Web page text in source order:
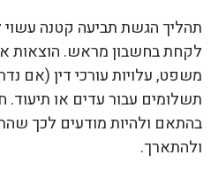
תהליך הגשת תביעה קטנה עשוי
לקחת בחשבון מראש. הוצאות
משפט, עלויות עורכי דין (אם
תשלומים עבור עדים או תיעוד.
בהתאם ולהיות מודעים לכך
ולהתארך.